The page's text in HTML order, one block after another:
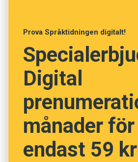
han avslutar projektet senare i
är att förstå hur barn lär sig
och andra forskare sedan ska
robotar att tala.
Prova Språktidningen digitalt!
Digital
månader för
endast 59